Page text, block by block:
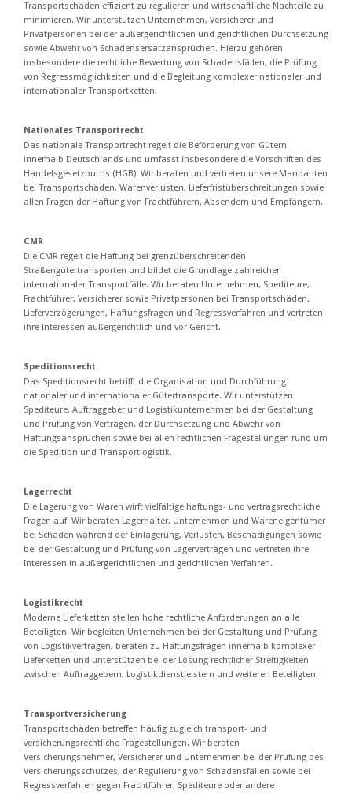
Transportschäden effizient zu regulieren und wirtschaftliche Nachteile zu
minimieren. Wir unterstützen Unternehmen, Versicherer und
Privatpersonen bei der außergerichtlichen und gerichtlichen Durchsetzung
sowie Abwehr von Schadensersatzansprüchen. Hierzu gehören
insbesondere die rechtliche Bewertung von Schadensfällen, die Prüfung
von Regressmöglichkeiten und die Begleitung komplexer nationaler und
internationaler Transportketten.
Nationales Transportrecht
Das nationale Transportrecht regelt die Beförderung von Gütern
innerhalb Deutschlands und umfasst insbesondere die Vorschriften des
Handelsgesetzbuchs (HGB). Wir beraten und vertreten unsere Mandanten
bei Transportschäden, Warenverlusten, Lieferfristüberschreitungen sowie
allen Fragen der Haftung von Frachtführern, Absendern und Empfängern.
CMR
Die CMR regelt die Haftung bei grenzüberschreitenden
Straßengütertransporten und bildet die Grundlage zahlreicher
internationaler Transportfälle. Wir beraten Unternehmen, Spediteure,
Frachtführer, Versicherer sowie Privatpersonen bei Transportschäden,
Lieferverzögerungen, Haftungsfragen und Regressverfahren und vertreten
ihre Interessen außergerichtlich und vor Gericht.
Speditionsrecht
Das Speditionsrecht betrifft die Organisation und Durchführung
nationaler und internationaler Gütertransporte. Wir unterstützen
Spediteure, Auftraggeber und Logistikunternehmen bei der Gestaltung
und Prüfung von Verträgen, der Durchsetzung und Abwehr von
Haftungsansprüchen sowie bei allen rechtlichen Fragestellungen rund um
die Spedition und Transportlogistik.
Lagerrecht
Die Lagerung von Waren wirft vielfältige haftungs- und vertragsrechtliche
Fragen auf. Wir beraten Lagerhalter, Unternehmen und Wareneigentümer
bei Schäden während der Einlagerung, Verlusten, Beschädigungen sowie
bei der Gestaltung und Prüfung von Lagerverträgen und vertreten ihre
Interessen in außergerichtlichen und gerichtlichen Verfahren.
Logistikrecht
Moderne Lieferketten stellen hohe rechtliche Anforderungen an alle
Beteiligten. Wir begleiten Unternehmen bei der Gestaltung und Prüfung
von Logistikverträgen, beraten zu Haftungsfragen innerhalb komplexer
Lieferketten und unterstützen bei der Lösung rechtlicher Streitigkeiten
zwischen Auftraggebern, Logistikdienstleistern und weiteren Beteiligten.
Transportversicherung
Transportschäden betreffen häufig zugleich transport- und
versicherungsrechtliche Fragestellungen. Wir beraten
Versicherungsnehmer, Versicherer und Unternehmen bei der Prüfung des
Versicherungsschutzes, der Regulierung von Schadensfällen sowie bei
Regressverfahren gegen Frachtführer, Spediteure oder andere